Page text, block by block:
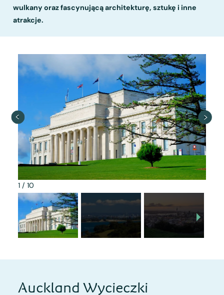
wulkany oraz fascynującą architekturę, sztukę i inne
atrakcje.
1/ 10
Auckland Wycieczki